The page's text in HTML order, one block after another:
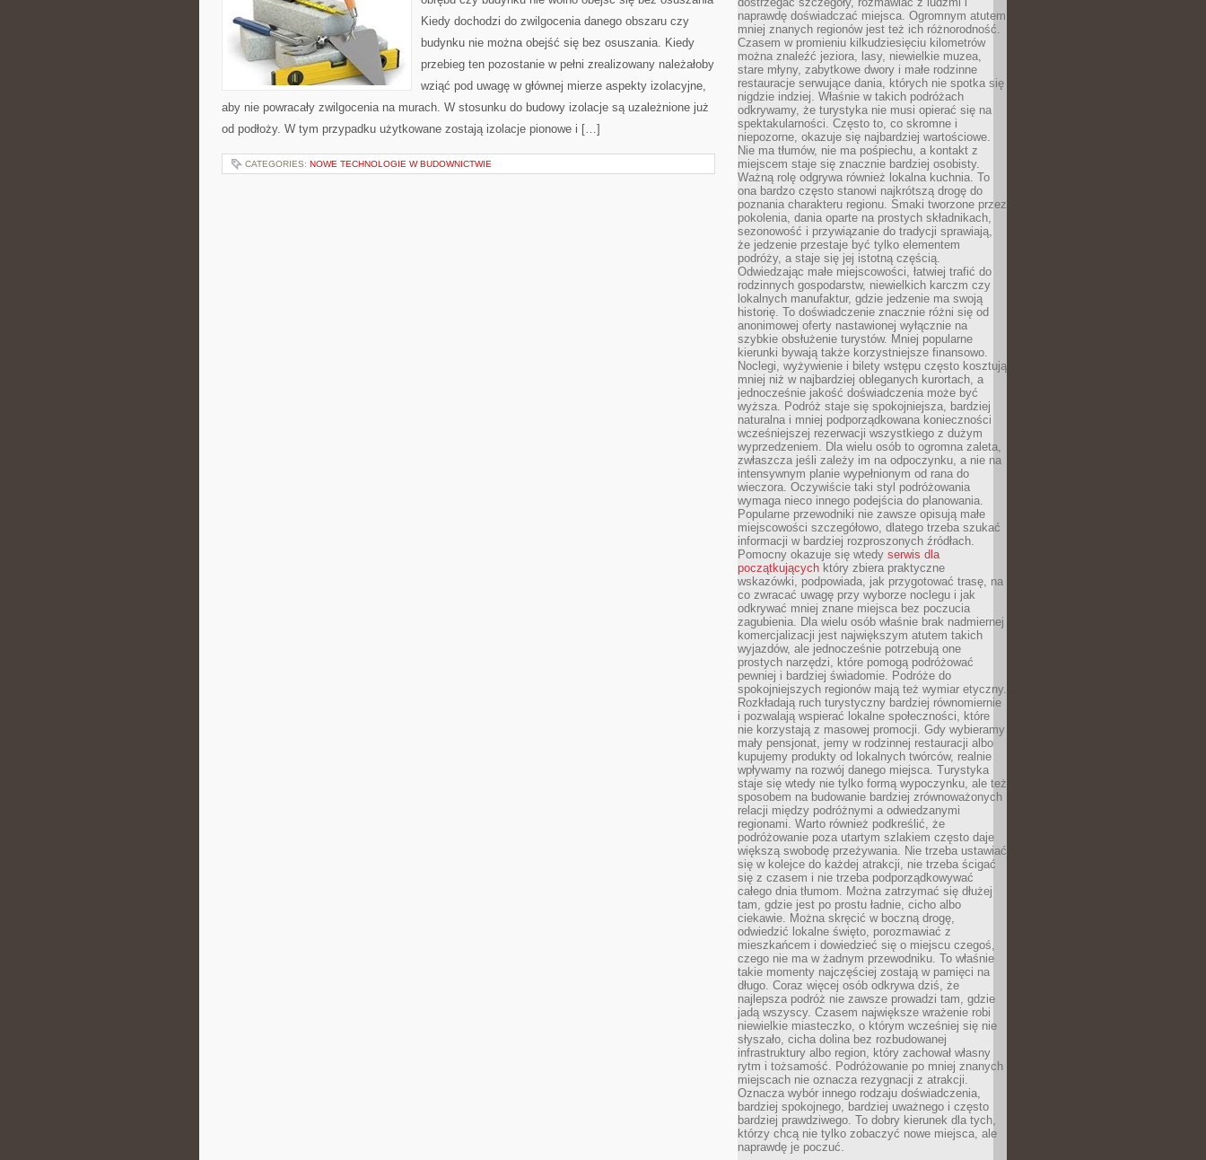
Kiedy dochodzi do zwilgocenia danego obszaru czy
budynku nie można obejść się bez osuszania. Kiedy
przebieg ten pozostanie w pełni zrealizowany należałoby
wziąć pod uwagę w głównej mierze aspekty izolacyjne,
aby nie powracały zwilgocenia na murach. W stosunku do budowy izolacje są uzależnione już
od podłoży. W tym przypadku użytkowane zostają izolacje pionowe i […]
CATEGORIES: NOWE TECHNOLOGIE W BUDOWNICTWIE
naprawdę doświadczać miejsca. Ogromnym atutem
mniej znanych regionów jest też ich różnorodność.
Czasem w promieniu kilkudziesięciu kilometrów
można znaleźć jeziora, lasy, niewielkie muzea,
stare młyny, zabytkowe dwory i małe rodzinne
restauracje serwujące dania, których nie spotka się
nigdzie indziej. Właśnie w takich podróżach
odkrywamy, że turystyka nie musi opierać się na
spektakularności. Często to, co skromne i
niepozorne, okazuje się najbardziej wartościowe.
Nie ma tłumów, nie ma pośpiechu, a kontakt z
miejscem staje się znacznie bardziej osobisty.
Ważną rolę odgrywa również lokalna kuchnia. To
ona bardzo często stanowi najkrótszą drogę do
poznania charakteru regionu. Smaki tworzone przez
pokolenia, dania oparte na prostych składnikach,
sezonowość i przywiązanie do tradycji sprawiają,
że jedzenie przestaje być tylko elementem
podróży, a staje się jej istotną częścią.
Odwiedzając małe miejscowości, łatwiej trafić do
rodzinnych gospodarstw, niewielkich karczm czy
lokalnych manufaktur, gdzie jedzenie ma swoją
historię. To doświadczenie znacznie różni się od
anonimowej oferty nastawionej wyłącznie na
szybkie obsłużenie turystów. Mniej popularne
kierunki bywają także korzystniejsze finansowo.
Noclegi, wyżywienie i bilety wstępu często kosztują
mniej niż w najbardziej obleganych kurortach, a
jednocześnie jakość doświadczenia może być
wyższa. Podróż staje się spokojniejsza, bardziej
naturalna i mniej podporządkowana konieczności
wcześniejszej rezerwacji wszystkiego z dużym
wyprzedzeniem. Dla wielu osób to ogromna zaleta,
zwłaszcza jeśli zależy im na odpoczynku, a nie na
intensywnym planie wypełnionym od rana do
wieczora. Oczywiście taki styl podróżowania
wymaga nieco innego podejścia do planowania.
Popularne przewodniki nie zawsze opisują małe
miejscowości szczegółowo, dlatego trzeba szukać
informacji w bardziej rozproszonych źródłach.
Pomocny okazuje się wtedy serwis dla
początkujących który zbiera praktyczne
wskazówki, podpowiada, jak przygotować trasę, na
co zwracać uwagę przy wyborze noclegu i jak
odkrywać mniej znane miejsca bez poczucia
zagubienia. Dla wielu osób właśnie brak nadmiernej
komercjalizacji jest największym atutem takich
wyjazdów, ale jednocześnie potrzebują one
prostych narzędzi, które pomogą podróżować
pewniej i bardziej świadomie. Podróże do
spokojniejszych regionów mają też wymiar etyczny.
Rozkładają ruch turystyczny bardziej równomiernie
i pozwalają wspierać lokalne społeczności, które
nie korzystają z masowej promocji. Gdy wybieramy
mały pensjonat, jemy w rodzinnej restauracji albo
kupujemy produkty od lokalnych twórców, realnie
wpływamy na rozwój danego miejsca. Turystyka
staje się wtedy nie tylko formą wypoczynku, ale też
sposobem na budowanie bardziej zrównoważonych
relacji między podróżnymi a odwiedzanymi
regionami. Warto również podkreślić, że
podróżowanie poza utartym szlakiem często daje
większą swobodę przeżywania. Nie trzeba ustawiać
się w kolejce do każdej atrakcji, nie trzeba ścigać
się z czasem i nie trzeba podporządkowywać
całego dnia tłumom. Można zatrzymać się dłużej
tam, gdzie jest po prostu ładnie, cicho albo
ciekawie. Można skręcić w boczną drogę,
odwiedzić lokalne święto, porozmawiać z
mieszkańcem i dowiedzieć się o miejscu czegoś,
czego nie ma w żadnym przewodniku. To właśnie
takie momenty najczęściej zostają w pamięci na
długo. Coraz więcej osób odkrywa dziś, że
najlepsza podróż nie zawsze prowadzi tam, gdzie
jadą wszyscy. Czasem największe wrażenie robi
niewielkie miasteczko, o którym wcześniej się nie
słyszało, cicha dolina bez rozbudowanej
infrastruktury albo region, który zachował własny
rytm i tożsamość. Podróżowanie po mniej znanych
miejscach nie oznacza rezygnacji z atrakcji.
Oznacza wybór innego rodzaju doświadczenia,
bardziej spokojnego, bardziej uważnego i często
bardziej prawdziwego. To dobry kierunek dla tych,
którzy chcą nie tylko zobaczyć nowe miejsca, ale
naprawdę je poczuć.